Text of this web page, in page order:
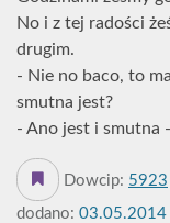
No i z tej radości
drugim.
- Nie no baco, to
smutna jest?
- Ano jest i smutna
Dowcip: 5923
dodano: 03.05.2014